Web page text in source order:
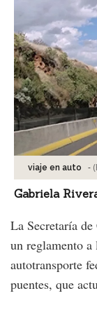
viaje en auto -
Gabriela
La Secretaría
un reglamento
autotransporte
puentes, que